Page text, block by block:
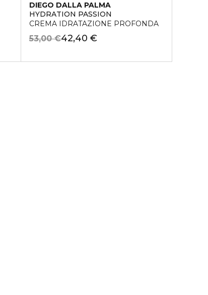
DIEGO DALLA PALMA
HYDRATION PASSION
CREMA IDRATAZIONE PROFONDA
42,40 €
53,00 €